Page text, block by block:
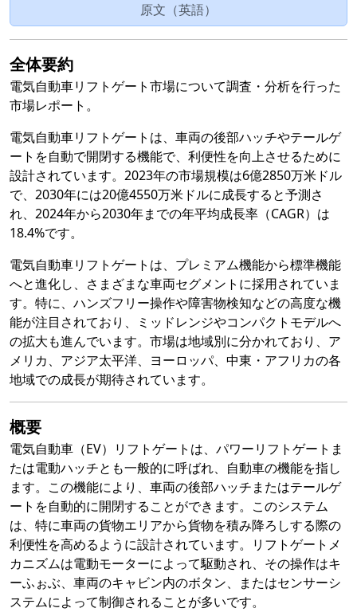
原文（英語）
全体要約
電気自動車リフトゲート市場について調査・分析を行った
市場レポート。
電気自動車リフトゲートは、車両の後部ハッチやテールゲ
ートを自動で開閉する機能で、利便性を向上させるために
設計されています。2023年の市場規模は6億2850万米ドル
で、2030年には20億4550万米ドルに成長すると予測さ
れ、2024年から2030年までの年平均成長率（CAGR）は
18.4%です。
電気自動車リフトゲートは、プレミアム機能から標準機能
へと進化し、さまざまな車両セグメントに採用されていま
す。特に、ハンズフリー操作や障害物検知などの高度な機
能が注目されており、ミッドレンジやコンパクトモデルへ
の拡大も進んでいます。市場は地域別に分かれており、ア
メリカ、アジア太平洋、ヨーロッパ、中東・アフリカの各
地域での成長が期待されています。
概要
電気自動車（EV）リフトゲートは、パワーリフトゲートま
たは電動ハッチとも一般的に呼ばれ、自動車の機能を指し
ます。この機能により、車両の後部ハッチまたはテールゲ
ートを自動的に開閉することができます。このシステム
は、特に車両の貨物エリアから貨物を積み降ろしする際の
利便性を高めるように設計されています。リフトゲートメ
カニズムは電動モーターによって駆動され、その操作はキ
ーふぉぶ、車両のキャビン内のボタン、またはセンサーシ
ステムによって制御されることが多いです。